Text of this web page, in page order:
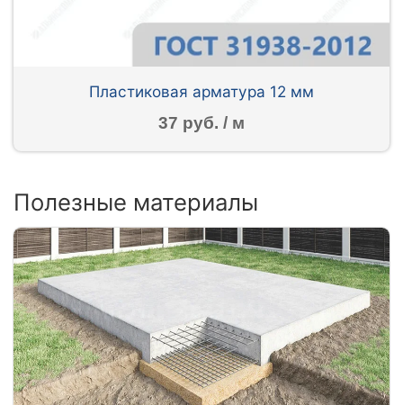
Пластиковая арматура 12 мм
37 руб. / м
Полезные материалы